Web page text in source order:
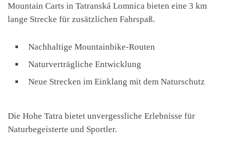
Mountain Carts in Tatranská Lomnica bieten eine 3 km
lange Strecke für zusätzlichen Fahrspaß.
Nachhaltige Mountainbike-Routen
Naturverträgliche Entwicklung
Neue Strecken im Einklang mit dem Naturschutz
Die Hohe Tatra bietet unvergessliche Erlebnisse für
Naturbegeisterte und Sportler.